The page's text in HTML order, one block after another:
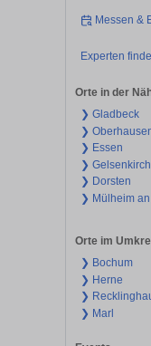
Messen &
Experten
Orte in der
❯ Gladbeck
❯
❯ Essen
❯
❯ Dorsten
❯ Mülheim
Orte im
❯ Bochum
❯ Herne
❯
❯ Marl